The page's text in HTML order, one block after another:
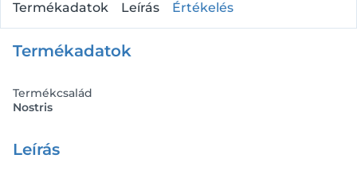
Termékadatok Leírás Értékelés
Termékadatok
Termékcsalád
Nostris
Leírás